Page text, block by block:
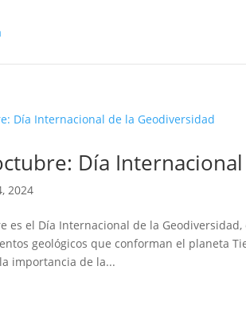
Día
2024
es el Día Internacional de la
geológicos que conforman el planeta
importancia de la...